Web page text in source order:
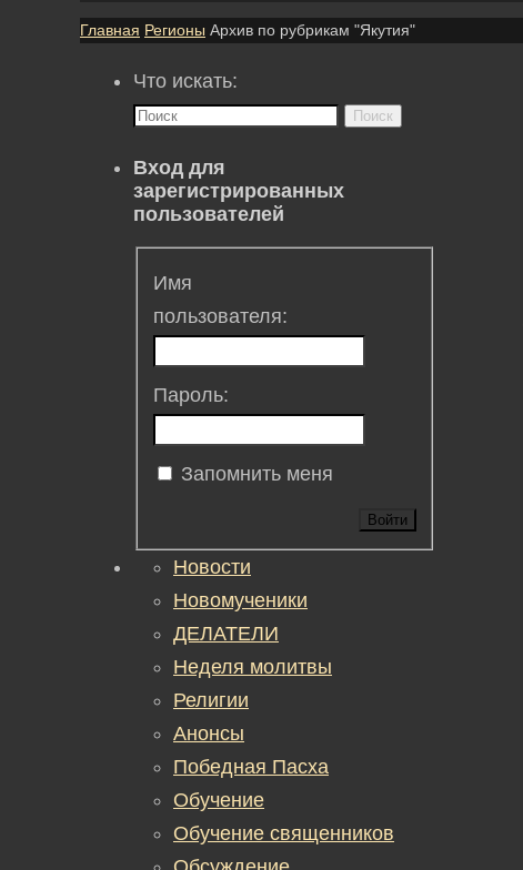
Главная Регионы Архив по рубрикам "Якутия"
Что искать:
Поиск
Вход для
зарегистрированных
пользователей
Имя
пользователя:
Пароль:
Запомнить меня
Войти
Новости
Новомученики
ДЕЛАТЕЛИ
Неделя молитвы
Религии
Анонсы
Победная Пасха
Обучение
Обучение священников